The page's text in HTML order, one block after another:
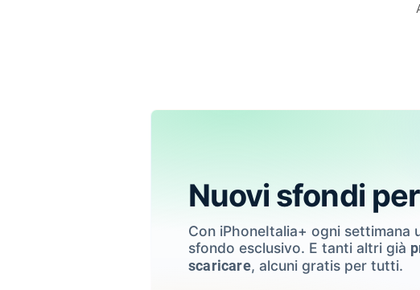
Nuovi sfondi per
Con iPhoneItalia+ ogni settimana
sfondo esclusivo. E tanti altri già
scaricare, alcuni gratis per tutti.